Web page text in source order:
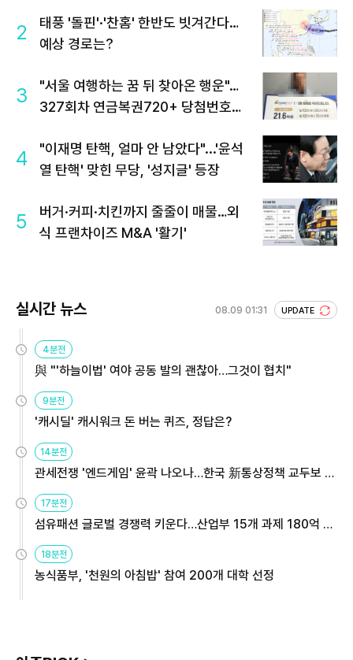
2
태풍 '돌핀'·'찬홈' 한반도 빗겨간다…
예상 경로는?
3
"서울 여행하는 꿈 뒤 찾아온 행운"…
327회차 연금복권720+ 당첨번호조
4
"이재명 탄핵, 얼마 안 남았다"...'윤석
열 탄핵' 맞힌 무당, '성지글' 등장
5
버거·커피·치킨까지 줄줄이 매물…외
식 프랜차이즈 M&A '활기'
실시간 뉴스 08.09 01:31 UPDATE
4분전
與 "'하늘이법' 여야 공동 발의 괜찮아…그것이 협치"
9분전
'캐시딜' 캐시워크 돈 버는 퀴즈, 정답은?
14분전
관세전쟁 '엔드게임' 윤곽 나오나…한국 新통상정책 교두보 활
17분전
섬유패션 글로벌 경쟁력 키운다…산업부 15개 과제 180억 지
18분전
농식품부, '천원의 아침밥' 참여 200개 대학 선정